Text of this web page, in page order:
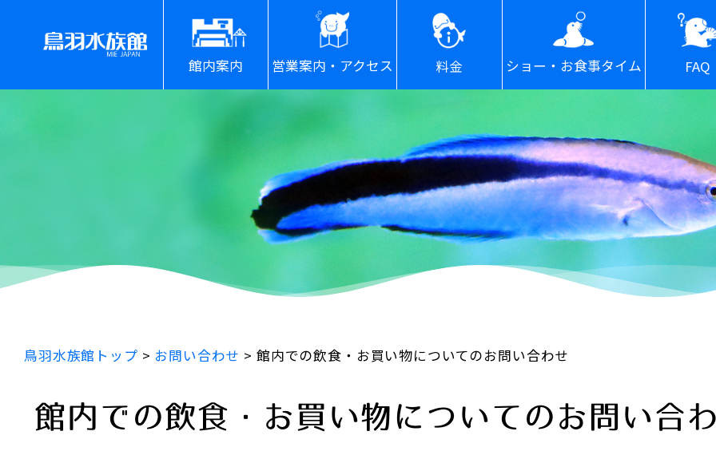
館内案内 営業案内・アクセス 料金 ショー・お食事タイム FAQ
鳥羽水族館トップ > お問い合わせ > 館内での飲食・お買い物についてのお問い合わせ
館内での飲食・お買い物についてのお問い合